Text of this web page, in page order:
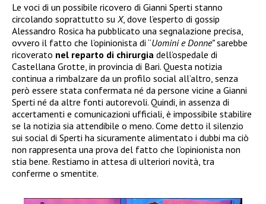
Le voci di un possibile ricovero di Gianni Sperti stanno
circolando soprattutto su X, dove l’esperto di gossip
Alessandro Rosica ha pubblicato una segnalazione precisa,
ovvero il fatto che l’opinionista di “Uomini e Donne”sarebbe
ricoverato nel reparto di chirurgia dell’ospedale di
Castellana Grotte, in provincia di Bari. Questa notizia
continua a rimbalzare da un profilo social all’altro, senza
però essere stata confermata né da persone vicine a Gianni
Sperti né da altre fonti autorevoli. Quindi, in assenza di
accertamenti e comunicazioni ufficiali, è impossibile stabilire
se la notizia sia attendibile o meno. Come detto il silenzio
sui social di Sperti ha sicuramente alimentato i dubbi ma ciò
non rappresenta una prova del fatto che l’opinionista non
stia bene. Restiamo in attesa di ulteriori novità, tra
conferme o smentite.